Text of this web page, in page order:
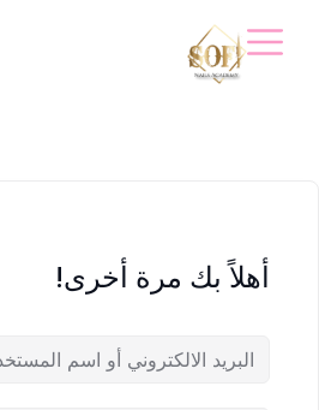
أهلاً بك مرة أخرى!